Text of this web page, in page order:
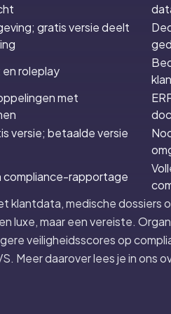
gratis versie deelt
roleplay
met
versie; betaalde versie
rapportage
klantdata, medische dossiers
luxe, maar een vereiste.
veiligheidsscores op
Meer daarover lees je in ons